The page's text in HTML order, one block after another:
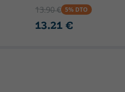
13.90 € 5% DTO
13.21 €